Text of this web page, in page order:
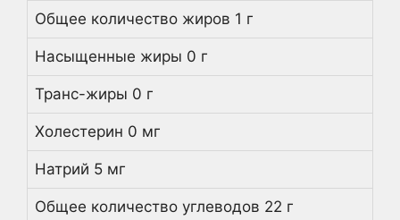
Общее количество жиров 1 г
Насыщенные жиры 0 г
Транс-жиры 0 г
Холестерин 0 мг
Натрий 5 мг
Общее количество углеводов 22 г